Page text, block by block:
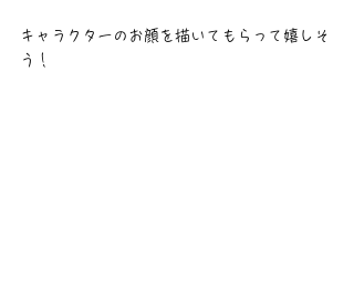
キャラクターのお顔を描いてもらって嬉しそ
う！